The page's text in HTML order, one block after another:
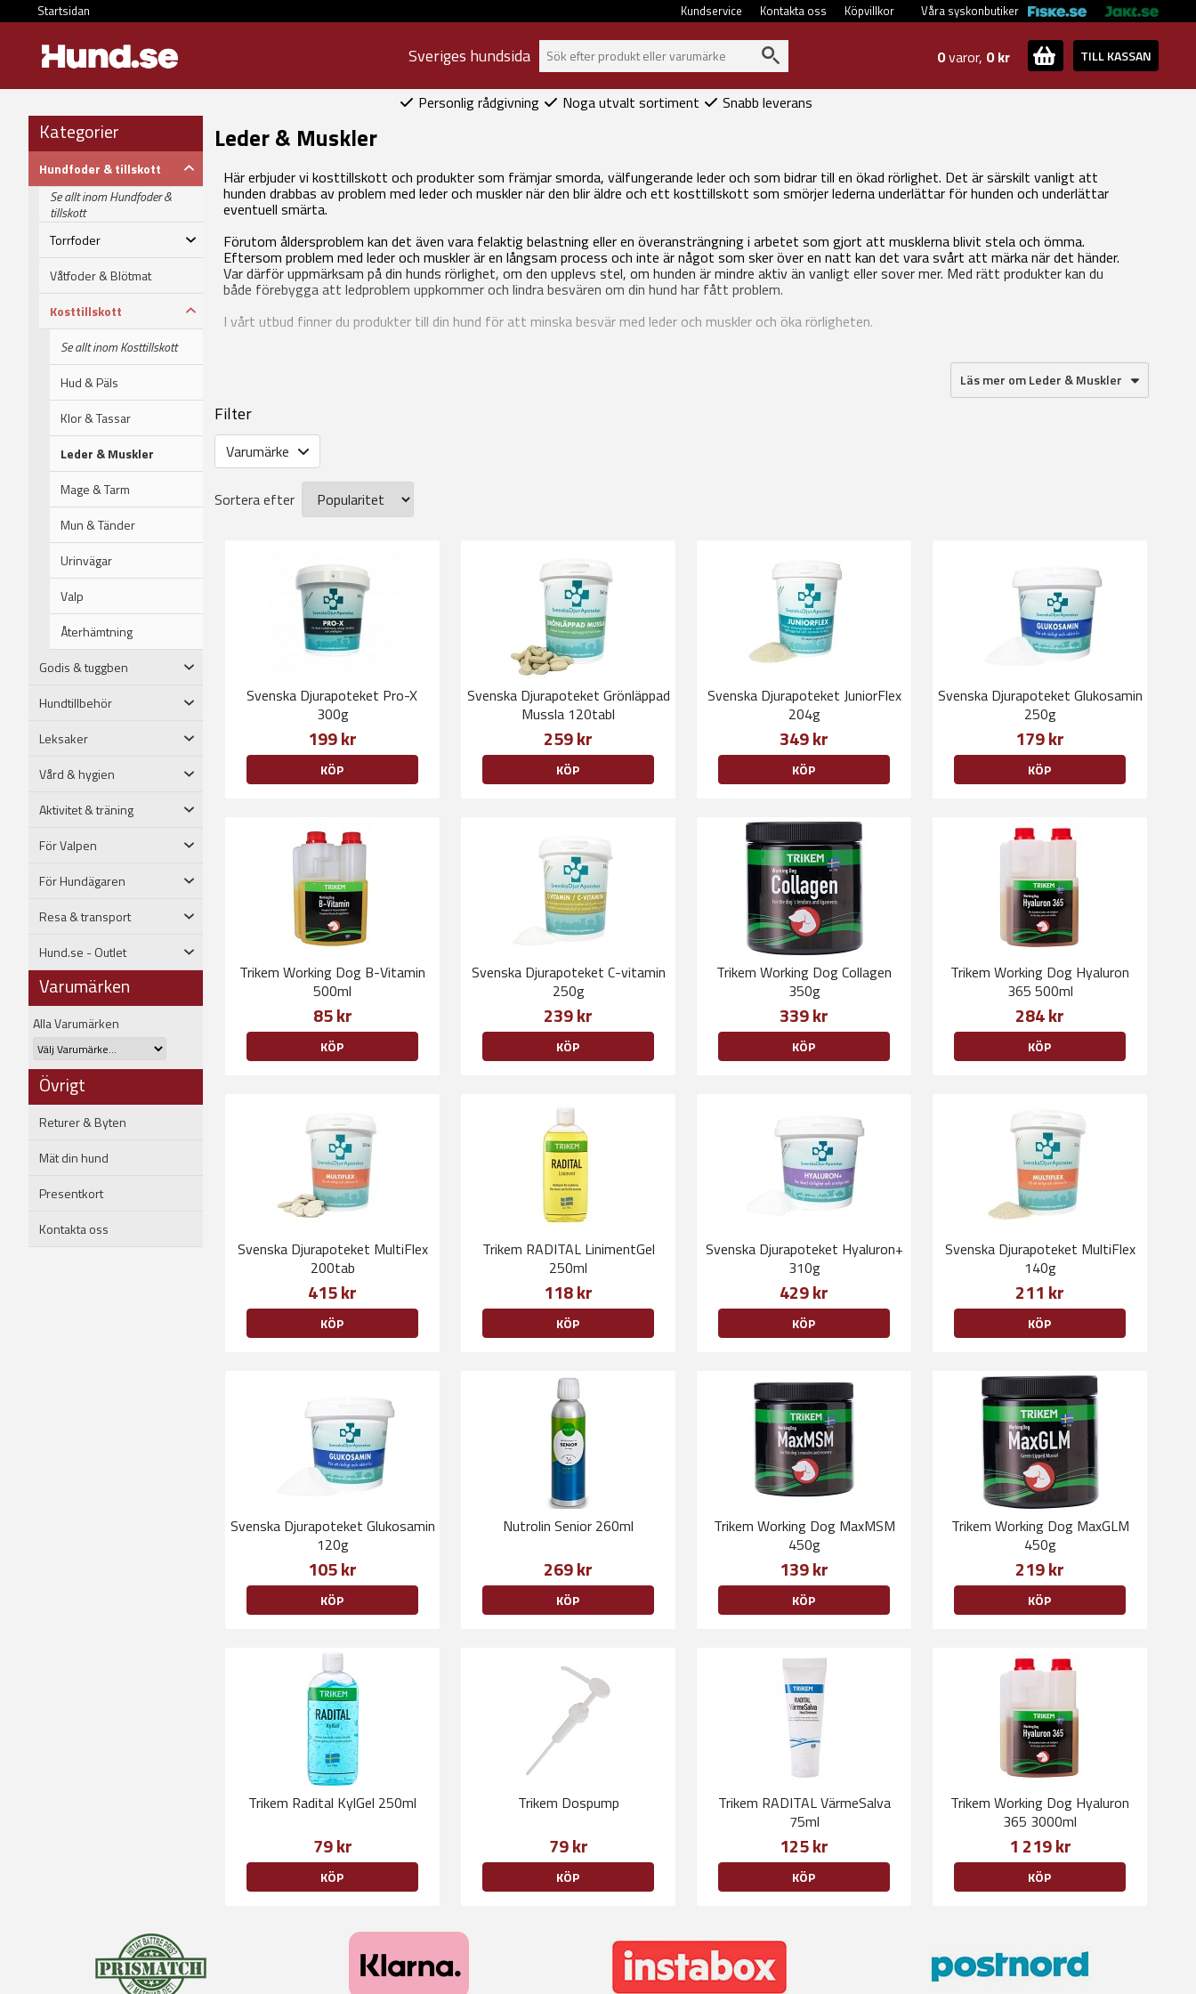
Startsidan Våra syskonbutiker
Köpvillkor
Kontakta oss
Kundservice
Sveriges hundsida 0varor, 0 kr TILL KASSAN
Personlig rådgivning Noga utvalt sortiment Snabb leverans
Kategorier
Hundfoder & tillskott
Se allt inom Hundfoder &
tillskott
Torrfoder
Våtfoder & Blötmat
Kosttillskott
Se allt inom Kosttillskott
Hud & Päls
Klor & Tassar
Leder & Muskler
Mage & Tarm
Mun & Tänder
Urinvägar
Valp
Återhämtning
Godis & tuggben
Hundtillbehör
Leksaker
Vård & hygien
Aktivitet & träning
För Valpen
För Hundägaren
Resa & transport
Hund.se - Outlet
Varumärken
Alla Varumärken
Övrigt
Returer & Byten
Mät din hund
Presentkort
Kontakta oss
Leder & Muskler
Här erbjuder vi kosttillskott och produkter som främjar smorda, välfungerande leder och som bidrar till en ökad rörlighet. Det är särskilt vanligt att
hunden drabbas av problem med leder och muskler när den blir äldre och ett kosttillskott som smörjer lederna underlättar för hunden och underlättar
eventuell smärta.
Förutom åldersproblem kan det även vara felaktig belastning eller en överansträngning i arbetet som gjort att musklerna blivit stela och ömma.
Eftersom problem med leder och muskler är en långsam process och inte är något som sker över en natt kan det vara svårt att märka när det händer.
Var därför uppmärksam på din hunds rörlighet, om den upplevs stel, om hunden är mindre aktiv än vanligt eller sover mer. Med rätt produkter kan du
både förebygga att ledproblem uppkommer och lindra besvären om din hund har fått problem.
I vårt utbud finner du produkter till din hund för att minska besvär med leder och muskler och öka rörligheten.
Läs mer om Leder & Muskler
Filter
Varumärke
Sortera efter
Svenska Djurapoteket Pro-X
300g
199 kr
KÖP
Svenska Djurapoteket Grönläppad
Mussla 120tabl
259 kr
KÖP
Svenska Djurapoteket JuniorFlex
204g
349 kr
KÖP
Svenska Djurapoteket Glukosamin
250g
179 kr
KÖP
Trikem Working Dog B-Vitamin
500ml
85 kr
KÖP
Svenska Djurapoteket C-vitamin
250g
239 kr
KÖP
Trikem Working Dog Collagen
350g
339 kr
KÖP
Trikem Working Dog Hyaluron
365 500ml
284 kr
KÖP
Svenska Djurapoteket MultiFlex
200tab
415 kr
KÖP
Trikem RADITAL LinimentGel
250ml
118 kr
KÖP
Svenska Djurapoteket Hyaluron+
310g
429 kr
KÖP
Svenska Djurapoteket MultiFlex
140g
211 kr
KÖP
Svenska Djurapoteket Glukosamin
120g
105 kr
KÖP
Nutrolin Senior 260ml
269 kr
KÖP
Trikem Working Dog MaxMSM
450g
139 kr
KÖP
Trikem Working Dog MaxGLM
450g
219 kr
KÖP
Trikem Radital KylGel 250ml
79 kr
KÖP
Trikem Dospump
79 kr
KÖP
Trikem RADITAL VärmeSalva
75ml
125 kr
KÖP
Trikem Working Dog Hyaluron
365 3000ml
1 219 kr
KÖP